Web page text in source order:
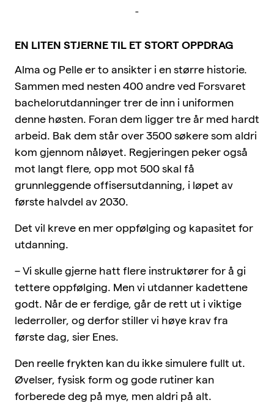
-
EN LITEN STJERNE TIL ET STORT OPPDRAG
Alma og Pelle er to ansikter i en større historie.
Sammen med nesten 400 andre ved Forsvaret
bachelorutdanninger trer de inn i uniformen
denne høsten. Foran dem ligger tre år med hardt
arbeid. Bak dem står over 3500 søkere som aldri
kom gjennom nåløyet. Regjeringen peker også
mot langt flere, opp mot 500 skal få
grunnleggende offisersutdanning, i løpet av
første halvdel av 2030.
Det vil kreve en mer oppfølging og kapasitet for
utdanning.
– Vi skulle gjerne hatt flere instruktører for å gi
tettere oppfølging. Men vi utdanner kadettene
godt. Når de er ferdige, går de rett ut i viktige
lederroller, og derfor stiller vi høye krav fra
første dag, sier Enes.
Den reelle frykten kan du ikke simulere fullt ut.
Øvelser, fysisk form og gode rutiner kan
forberede deg på mye, men aldri på alt.